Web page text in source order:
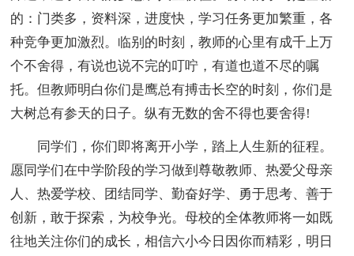
的：门类多，资料深，进度快，学习任务更加繁重，各
种竞争更加激烈。临别的时刻，教师的心里有成千上万
个不舍得，有说也说不完的叮咛，有道也道不尽的嘱
托。但教师明白你们是鹰总有搏击长空的时刻，你们是
大树总有参天的日子。纵有无数的舍不得也要舍得!
同学们，你们即将离开小学，踏上人生新的征程。
愿同学们在中学阶段的学习做到尊敬教师、热爱父母亲
人、热爱学校、团结同学、勤奋好学、勇于思考、善于
创新，敢于探索，为校争光。母校的全体教师将一如既
往地关注你们的成长，相信六小今日因你而精彩，明日